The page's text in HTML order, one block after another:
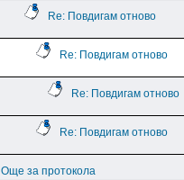
Re: Повдигам отново
Re: Повдигам отново
Re: Повдигам отново
Re: Повдигам отново
Още за протокола